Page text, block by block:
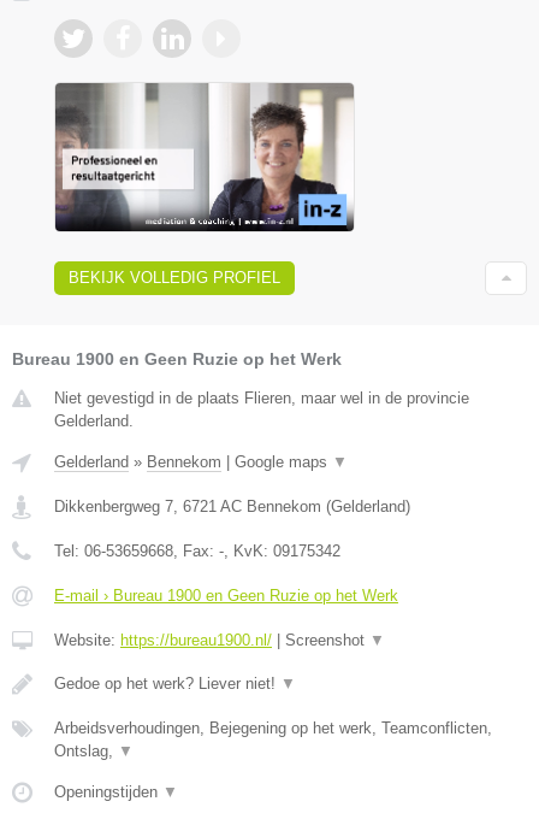
BEKIJK VOLLEDIG PROFIEL
Bureau 1900 en Geen Ruzie op het Werk
Niet gevestigd in de plaats Flieren, maar wel in de provincie
Gelderland.
Gelderland » Bennekom Google maps ▼
Dikkenbergweg 7 6721 AC Bennekom (Gelderland)
Tel: 06-53659668 , Fax: - , KvK: 09175342
E-mail › Bureau 1900 en Geen Ruzie op het Werk
Website: https://bureau1900.nl/ Screenshot ▼
Gedoe op het werk? Liever niet! ▼
Arbeidsverhoudingen, Bejegening op het werk, Teamconflicten,
Ontslag,
▼
Openingstijden ▼